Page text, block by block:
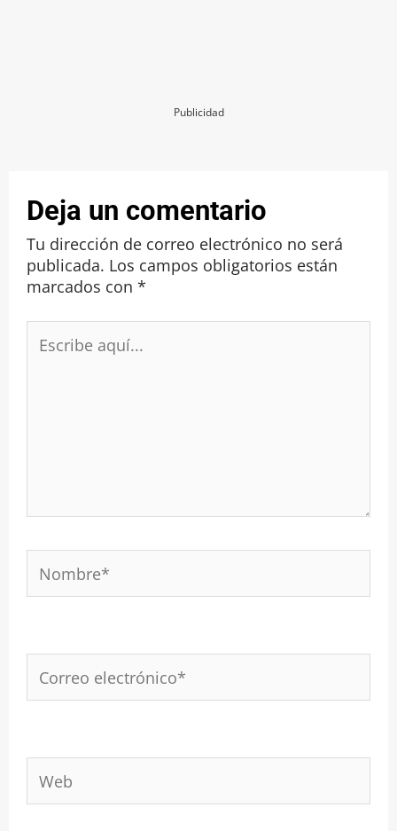
Publicidad
Deja un comentario
Tu dirección de correo electrónico no será
publicada. Los campos obligatorios están
marcados con *
aquí...
electrónico*